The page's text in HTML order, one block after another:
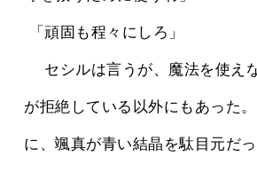
「頑固も程々にしろ」
が拒絶している以外にもあった
に、颯真が青い結晶を駄目元だ